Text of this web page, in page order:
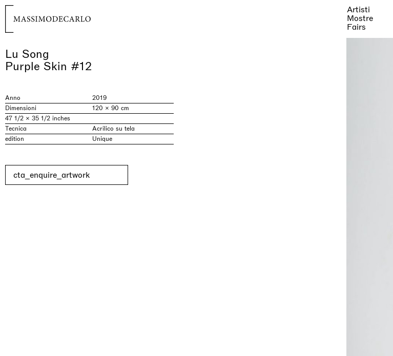
Artisti
Mostre
Fairs
Lu Song
Purple Skin #12
Anno
2019
Dimensioni
120 × 90 cm
47 1/2 × 35 1/2 inches
Tecnica
Acrilico su tela
edition
Unique
cta_enquire_artwork